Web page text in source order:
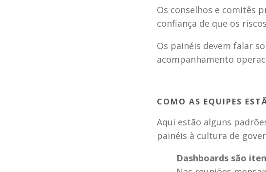
Os conselhos e comitês
confiança de que os
Os painéis devem falar
acompanhamento
COMO AS EQUIPES
Aqui estão alguns
painéis à cultura de
Dashboards são